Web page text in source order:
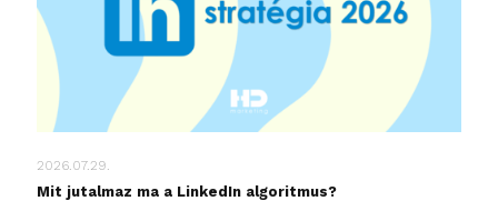
2026.07.29.
Mit jutalmaz ma a LinkedIn algoritmus?